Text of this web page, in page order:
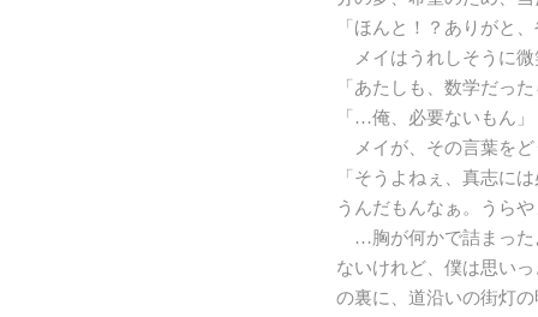
「ほんと！？ありがと
メイはうれしそうに微
「あたしも、数学だっ
「…俺、必要ないもん」
メイが、その言葉をど
「そうよねぇ、真志に
うんだもんなぁ。うら
…胸が何かで詰まった
ないけれど、僕は思い
の裏に、道沿いの街灯